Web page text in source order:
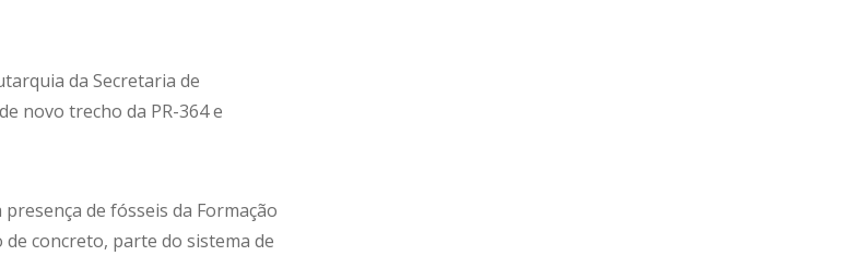
da Secretaria de
novo trecho da PR-364 e
de fósseis da Formação
concreto, parte do sistema de